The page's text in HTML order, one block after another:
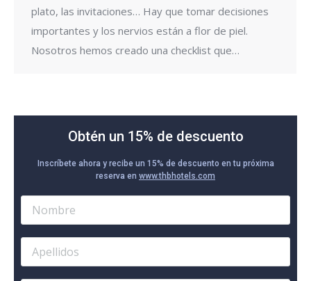
plato, las invitaciones… Hay que tomar decisiones
importantes y los nervios están a flor de piel.
Nosotros hemos creado una checklist que…
Obtén un 15% de descuento
Inscríbete ahora y recibe un 15% de descuento en tu próxima
reserva en www.thbhotels.com